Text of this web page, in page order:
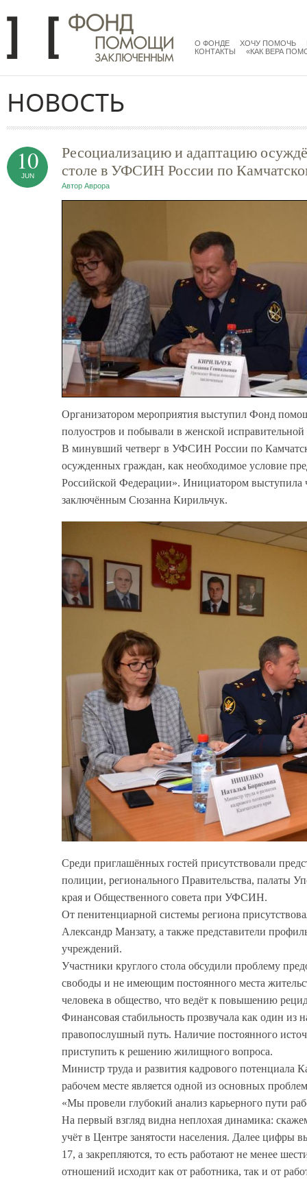
mainmenu
О ФОНДЕ ХОЧУ ПОМОЧЬ
КОНТАКТЫ
«КАК ВЕРА
НОВОСТЬ
Ресоциализацию и адаптацию
столе в УФСИН России по
Автор Аврора
10
JUN
Организатором мероприятия выступил Фонд
полуостров и побывали в женской
В минувший четверг в УФСИН России по
осужденных граждан, как необходимое условие
Российской Федерации». Инициатором
заключённым Сюзанна Кирильчук.
Среди приглашённых гостей присутствовали
полиции, регионального Правительства, палаты
края и Общественного совета при УФСИН.
От пенитенциарной системы региона
Александр Манзату, а также представители
учреждений.
Участники круглого стола обсудили проблему
свободы и не имеющим постоянного места
человека в общество, что ведёт к повышению
Финансовая стабильность прозвучала как один
правопослушный путь. Наличие постоянного
приступить к решению жилищного вопроса.
Министр труда и развития кадрового потенциала
рабочем месте является одной из основных
«Мы провели глубокий анализ карьерного пути
На первый взгляд видна неплохая динамика:
учёт в Центре занятости населения. Далее цифры
17, а закрепляются, то есть работают не менее
отношений исходит как от работника, так и от